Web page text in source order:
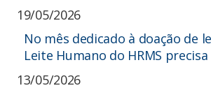
19/05/2026
No mês dedicado à doação de
Leite Humano do HRMS
13/05/2026